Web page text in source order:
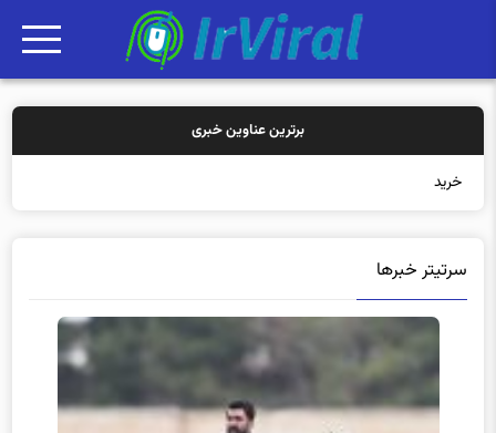
برترین عناوین خبری
خرید بیمه: سنتی
سرتیتر خبرها